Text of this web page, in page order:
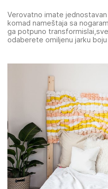
Verovatno imate
komad nameštaja sa
ga potpuno
odaberete omiljenu jarku